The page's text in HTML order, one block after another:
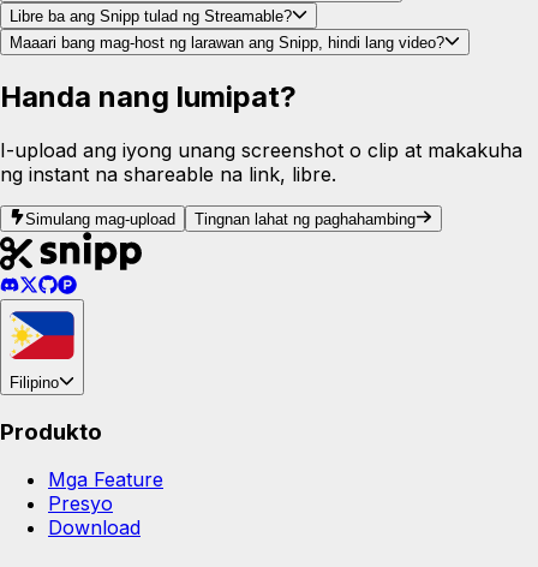
Libre ba ang Snipp tulad ng Streamable?
Maaari bang mag-host ng larawan ang Snipp, hindi lang video?
Handa nang lumipat?
I-upload ang iyong unang screenshot o clip at makakuha
ng instant na shareable na link, libre.
Simulang mag-upload Tingnan lahat ng paghahambing
Filipino
Produkto
Mga Feature
Presyo
Download